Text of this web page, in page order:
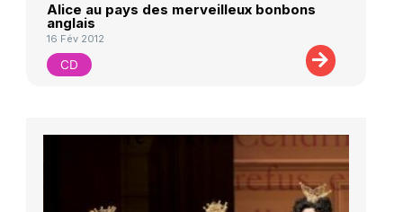
Alice au pays des merveilleux bonbons
anglais
16 Fév 2012
CD